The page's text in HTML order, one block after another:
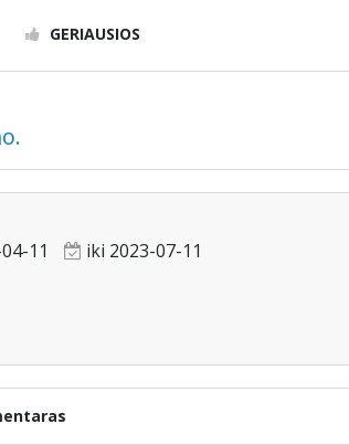
GERIAUSIOS
11 iki 2023-07-11